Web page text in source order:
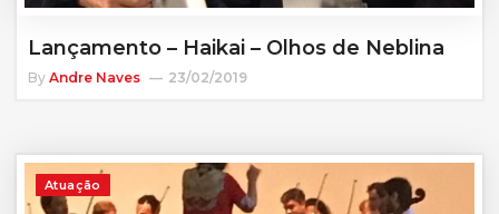
Lançamento – Haikai – Olhos de Neblina
By Andre Naves 23/02/2019
Atuação